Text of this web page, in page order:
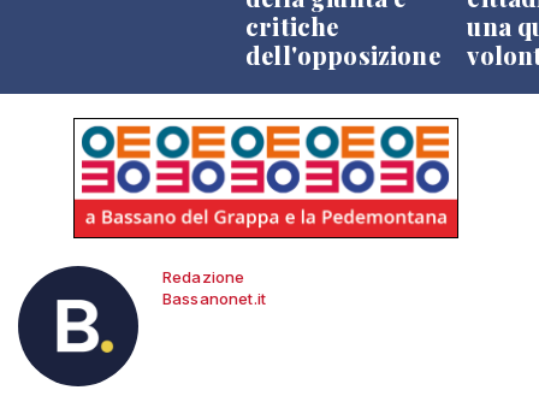
critiche
dell'opposizione
una
Redazione
Bassanonet.it